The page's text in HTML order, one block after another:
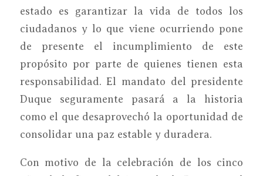
estado es garantizar la vida de todos los
ciudadanos y lo que viene ocurriendo pone
de presente el incumplimiento de este
propósito por parte de quienes tienen esta
responsabilidad. El mandato del presidente
Duque seguramente pasará a la historia
como el que desaprovechó la oportunidad de
consolidar una paz estable y duradera.
Con motivo de la celebración de los cinco